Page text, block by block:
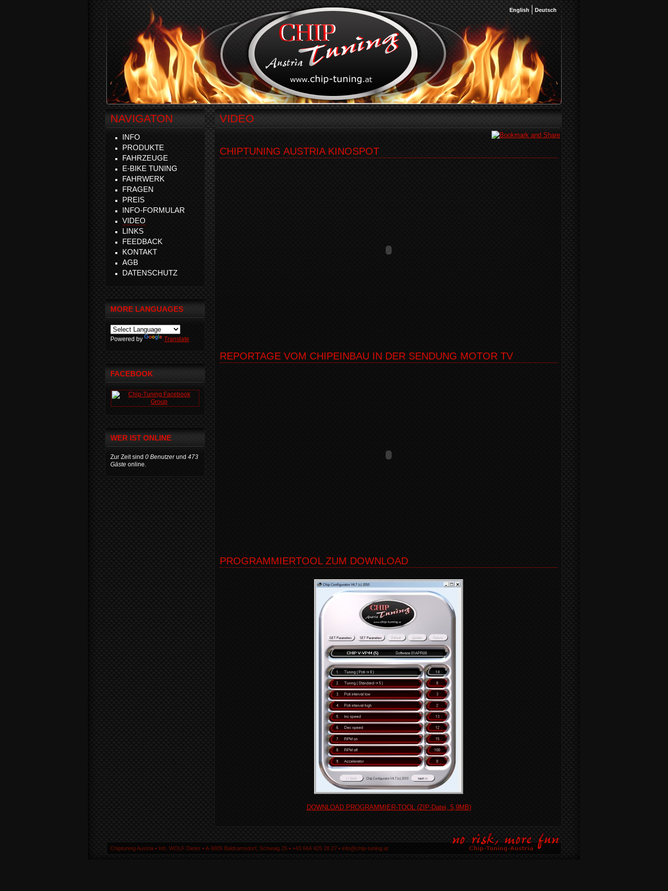
English Deutsch
VIDEO
CHIPTUNING AUSTRIA KINOSPOT
REPORTAGE VOM CHIPEINBAU IN DER SENDUNG MOTOR TV
PROGRAMMIERTOOL ZUM DOWNLOAD
DOWNLOAD PROGRAMMIER-TOOL (ZIP-Datei, 5,9MB)
NAVIGATON
INFO
PRODUKTE
FAHRZEUGE
E-BIKE TUNING
FAHRWERK
FRAGEN
PREIS
INFO-FORMULAR
VIDEO
LINKS
FEEDBACK
KONTAKT
AGB
DATENSCHUTZ
MORE LANGUAGES
Powered by Translate
FACEBOOK
WER IST ONLINE
Zur Zeit sind 0 Benutzerund 473
Gäste online.
Chiptuning Austria ▪ Inh. WOLF Dieter ▪ A-9805 Baldramsdorf, Schwaig 25 ▪ +43 664 425 28 27 ▪ info@chip-tuning.at